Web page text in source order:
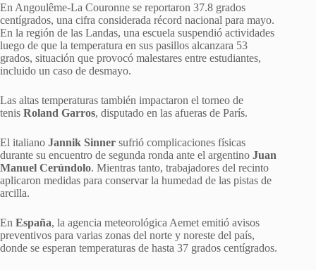
En Angoulême-La Couronne se reportaron 37.8 grados
centígrados, una cifra considerada récord nacional para mayo.
En la región de las Landas, una escuela suspendió actividades
luego de que la temperatura en sus pasillos alcanzara 53
grados, situación que provocó malestares entre estudiantes,
incluido un caso de desmayo.
Las altas temperaturas también impactaron el torneo de
tenis Roland Garros, disputado en las afueras de París.
El italiano Jannik Sinner sufrió complicaciones físicas
durante su encuentro de segunda ronda ante el argentino Juan
Manuel Cerúndolo. Mientras tanto, trabajadores del recinto
aplicaron medidas para conservar la humedad de las pistas de
arcilla.
En España, la agencia meteorológica Aemet emitió avisos
preventivos para varias zonas del norte y noreste del país,
donde se esperan temperaturas de hasta 37 grados centígrados.